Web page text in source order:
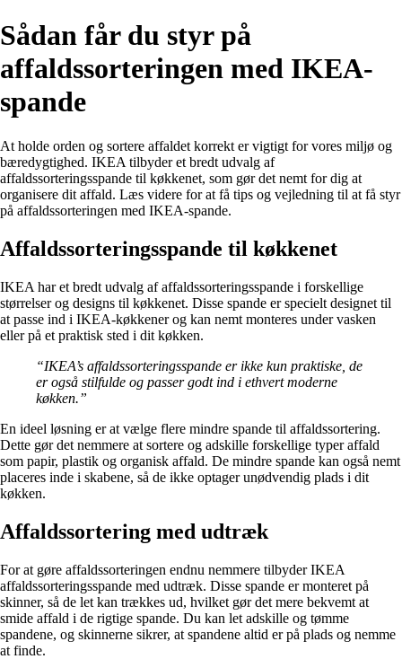
Sådan får du styr på
affaldssorteringen med IKEA-
spande
At holde orden og sortere affaldet korrekt er vigtigt for vores miljø og
bæredygtighed. IKEA tilbyder et bredt udvalg af
affaldssorteringsspande til køkkenet, som gør det nemt for dig at
organisere dit affald. Læs videre for at få tips og vejledning til at få styr
på affaldssorteringen med IKEA-spande.
Affaldssorteringsspande til køkkenet
IKEA har et bredt udvalg af affaldssorteringsspande i forskellige
størrelser og designs til køkkenet. Disse spande er specielt designet til
at passe ind i IKEA-køkkener og kan nemt monteres under vasken
eller på et praktisk sted i dit køkken.
“IKEA’s affaldssorteringsspande er ikke kun praktiske, de
er også stilfulde og passer godt ind i ethvert moderne
køkken.”
En ideel løsning er at vælge flere mindre spande til affaldssortering.
Dette gør det nemmere at sortere og adskille forskellige typer affald
som papir, plastik og organisk affald. De mindre spande kan også nemt
placeres inde i skabene, så de ikke optager unødvendig plads i dit
køkken.
Affaldssortering med udtræk
For at gøre affaldssorteringen endnu nemmere tilbyder IKEA
affaldssorteringsspande med udtræk. Disse spande er monteret på
skinner, så de let kan trækkes ud, hvilket gør det mere bekvemt at
smide affald i de rigtige spande. Du kan let adskille og tømme
spandene, og skinnerne sikrer, at spandene altid er på plads og nemme
at finde.